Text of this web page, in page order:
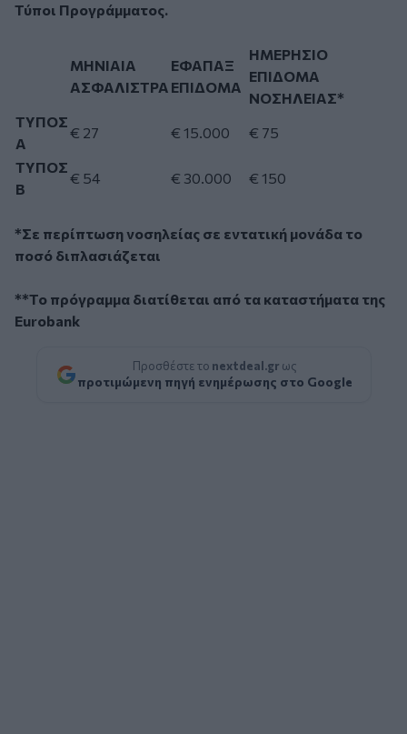
Τύποι Προγράμματος.
ΜΗΝΙΑΙΑ
ΑΣΦΑΛΙΣΤΡΑ
ΕΦΑΠΑΞ
ΕΠΙΔΟΜΑ
ΗΜΕΡΗΣΙΟ
ΕΠΙΔΟΜΑ
ΝΟΣΗΛΕΙΑΣ*
ΤΥΠΟΣ
Α
€ 27 € 15.000
€ 75
ΤΥΠΟΣ
Β
€ 54 € 30.000 € 150
*Σε περίπτωση νοσηλείας σε εντατική μονάδα το
ποσό διπλασιάζεται
**Το πρόγραμμα διατίθεται από τα καταστήματα της
Eurobank
Προσθέστε το nextdeal.gr ως
προτιμώμενη πηγή ενημέρωσης στο Google